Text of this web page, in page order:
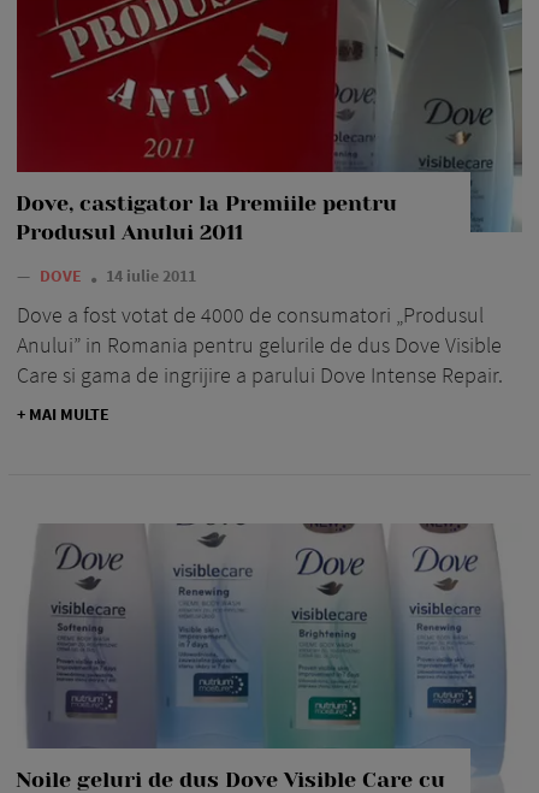
Dove, castigator la Premiile pentru
Produsul Anului 2011
— DOVE 14 iulie 2011
Dove a fost votat de 4000 de consumatori „Produsul
Anului” in Romania pentru gelurile de dus Dove Visible
Care si gama de ingrijire a parului Dove Intense Repair.
+ MAI MULTE
Noile geluri de dus Dove Visible Care cu